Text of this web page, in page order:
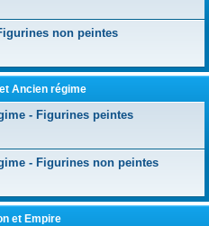
r
r
non peintes
Ancien régime
- Figurines peintes
- Figurines non peintes
et Empire